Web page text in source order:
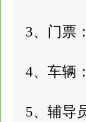
3、门票
4、车辆
5、辅导